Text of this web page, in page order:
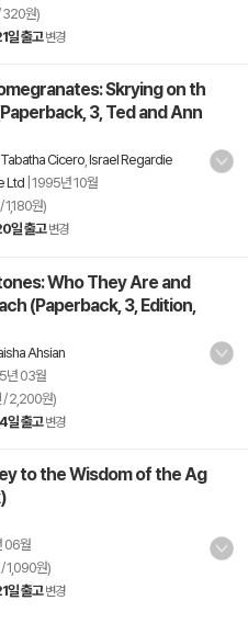
320원)
일 출고 변경
Skrying on th
3, Ted and Ann
Cicero Israel Regardie
Ltd 1995년 10월
1,180원)
일 출고 변경
Who They Are and
(Paperback, 3, Edition,
Ahsian
년 03월
/ 2,200원)
일 출고 변경
to the Wisdom of the Ag
06월
1,090원)
일 출고 변경